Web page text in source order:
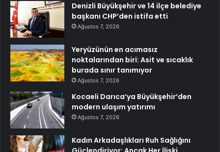
Denizli Büyükşehir ve 14 ilçe belediye
başkanı CHP’den istifa etti
Ağustos 7, 2026
Yeryüzünün en acımasız
noktalarından biri: Asit ve sıcaklık
burada sınır tanımıyor
Ağustos 7, 2026
Kocaeli Darıca’ya Büyükşehir’den
modern ulaşım yatırımı
Ağustos 7, 2026
Kadın Arkadaşlıkları Ruh Sağlığını